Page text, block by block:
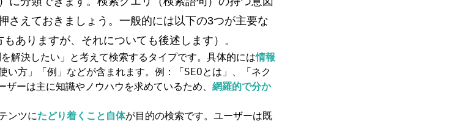
さえておきましょう。一般的には以下の3つが主要な
ありますが、それについても後述します）。
解決したい」と考えて検索するタイプです。具体的には情報
い方」「例」などが含まれます。例： 「SEOとは」
「ネク
ザーは主に知識やノウハウを求めているため、 網羅的で分か
ンツにたどり着くこと自体が目的の検索です。ユーザーは既